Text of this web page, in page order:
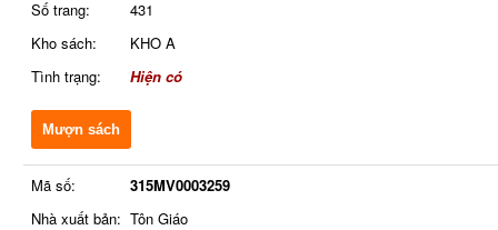
Số trang:
431
Kho sách:
KHO A
Tình trạng:
Hiện có
Mượn sách
Mã số:
315MV0003259
Nhà xuất bản: Tôn Giáo